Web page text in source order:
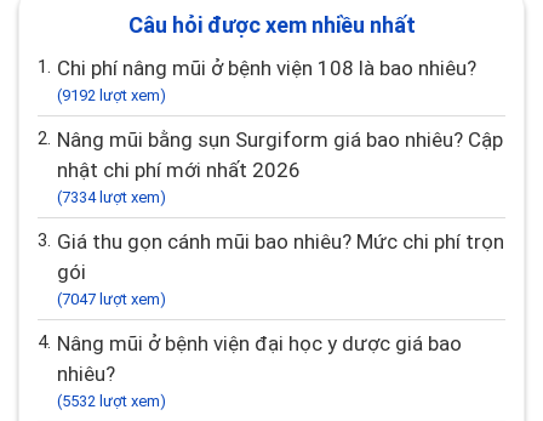
Câu hỏi được xem nhiều nhất
1. Chi phí nâng mũi ở bệnh viện 108 là bao nhiêu?
(9192 lượt xem)
2. Nâng mũi bằng sụn Surgiform giá bao nhiêu? Cập
nhật chi phí mới nhất 2026
(7334 lượt xem)
3. Giá thu gọn cánh mũi bao nhiêu? Mức chi phí trọn
gói
(7047 lượt xem)
4. Nâng mũi ở bệnh viện đại học y dược giá bao
nhiêu?
(5532 lượt xem)